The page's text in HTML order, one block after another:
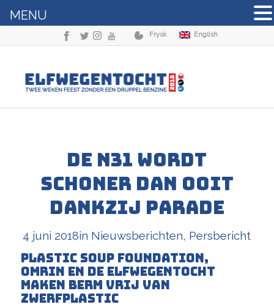
Frysk English
De N31 wordt
schoner dan ooit
dankzij Parade
4 juni 2018in Nieuwsberichten, Persbericht
Plastic Soup Foundation,
Omrin en de Elfwegentocht
maken berm vrij van
zwerfplastic
MENU